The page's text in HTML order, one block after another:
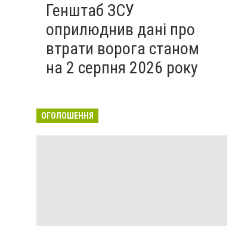
Генштаб ЗСУ
оприлюднив дані про
втрати ворога станом
на 2 серпня 2026 року
ОГОЛОШЕННЯ